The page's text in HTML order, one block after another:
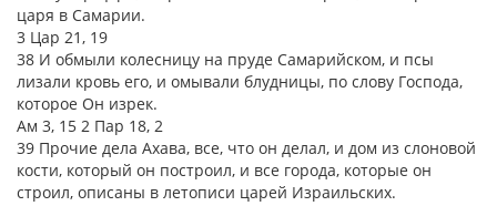
царя в Самарии.
3 Цар 21, 19
38 И обмыли колесницу на пруде Самарийском, и псы
лизали кровь его, и омывали блудницы, по слову Господа,
которое Он изрек.
Ам 3, 15 2 Пар 18, 2
39 Прочие дела Ахава, все, что он делал, и дом из слоновой
кости, который он построил, и все города, которые он
строил, описаны в летописи царей Израильских.